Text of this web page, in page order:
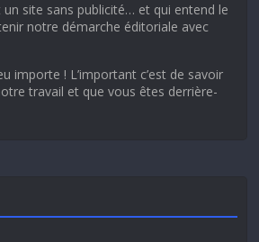
site sans publicité… et qui entend le
notre démarche éditoriale avec
importe ! L’important c’est de savoir
travail et que vous êtes derrière-